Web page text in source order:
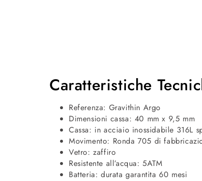
Caratteristiche
Referenza: Gravithin Argo
Dimensioni cassa: 40 mm x 9,5 mm
Cassa: in acciaio inossidabile 316L
Movimento: Ronda 705 di
Vetro: zaffiro
Resistente all’acqua: 5ATM
Batteria: durata garantita 60 mesi